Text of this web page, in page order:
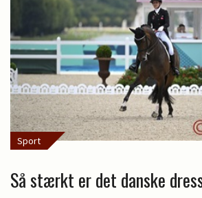
Sport
Så stærkt er det danske